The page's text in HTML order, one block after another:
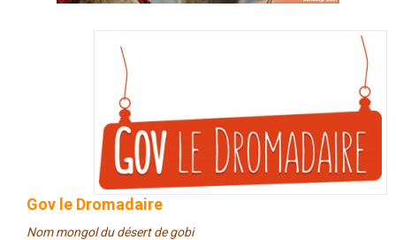
Gov le Dromadaire
Nom mongol du désert de gobi